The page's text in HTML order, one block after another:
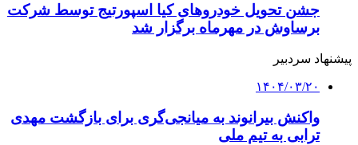
جشن تحویل خودروهای کیا اسپورتیج توسط شرکت
برساوش در مهرماه برگزار شد
پیشنهاد سردبیر
۱۴۰۴/۰۳/۲۰
واکنش بیرانوند به میانجی‌گری برای بازگشت مهدی
ترابی به تیم ملی